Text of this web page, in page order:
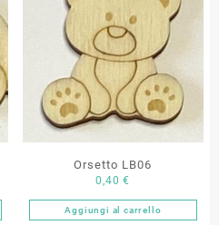
Orsetto LB06
0,40€
Aggiungi al carrello